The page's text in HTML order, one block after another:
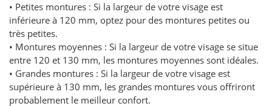
• Petites montures : Si la largeur de votre visage est
inférieure à 120 mm, optez pour des montures petites ou
très petites.
• Montures moyennes : Si la largeur de votre visage se situe
entre 120 et 130 mm, les montures moyennes sont idéales.
• Grandes montures : Si la largeur de votre visage est
supérieure à 130 mm, les grandes montures vous offriront
probablement le meilleur confort.